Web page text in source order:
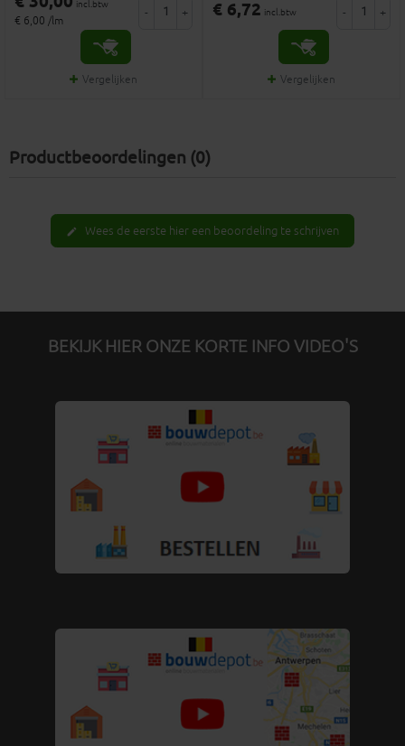
incl.btw
€ 6,00 /lm
- +
Vergelijken
€ 6,72 incl.btw - +
Vergelijken
Productbeoordelingen (0)
edit Wees de eerste hier een beoordeling te schrijven
BEKIJK HIER ONZE KORTE INFO VIDEO'S